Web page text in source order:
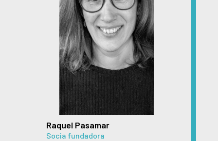
Raquel Pasamar
Socia fundadora